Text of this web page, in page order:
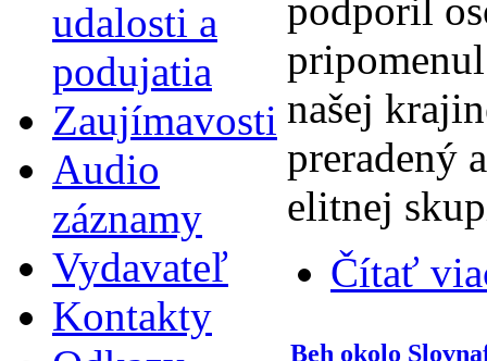
udalosti a
podujatia
Zaujímavosti
Audio
záznamy
Vydavateľ
Kontakty
podporil
našej
preradený
elitnej
Čítať
Beh okolo